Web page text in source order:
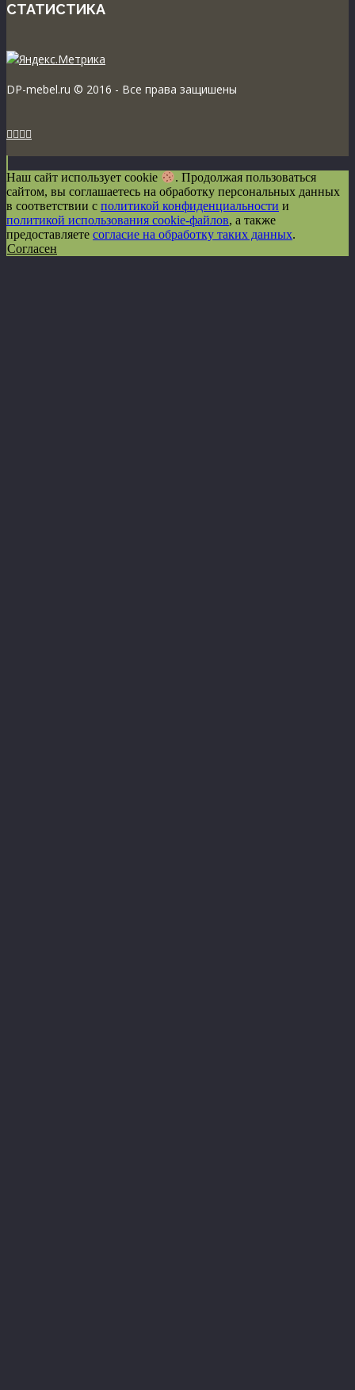
СТАТИСТИКА
DP-mebel.ru © 2016 - Все права защишены

Наш сайт использует cookie
. Продолжая пользоваться
сайтом, вы соглашаетесь на обработку персональных данных
в соответствии с политикой конфиденциальности и
политикой использования cookie-файлов, а также
предоставляете согласие на обработку таких данных.
Согласен